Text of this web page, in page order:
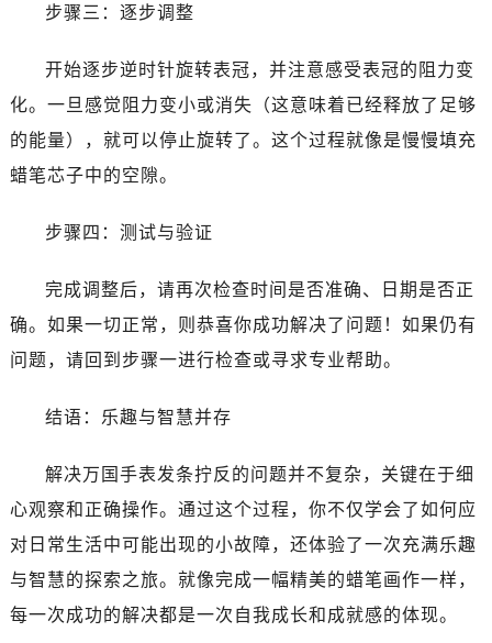
步骤三：逐步调整
开始逐步逆时针旋转表冠，并注意感受表冠的阻力变
化。一旦感觉阻力变小或消失（这意味着已经释放了足够
的能量），就可以停止旋转了。这个过程就像是慢慢填充
蜡笔芯子中的空隙。
步骤四：测试与验证
完成调整后，请再次检查时间是否准确、日期是否正
确。如果一切正常，则恭喜你成功解决了问题！如果仍有
问题，请回到步骤一进行检查或寻求专业帮助。
结语：乐趣与智慧并存
解决万国手表发条拧反的问题并不复杂，关键在于细
心观察和正确操作。通过这个过程，你不仅学会了如何应
对日常生活中可能出现的小故障，还体验了一次充满乐趣
与智慧的探索之旅。就像完成一幅精美的蜡笔画作一样，
每一次成功的解决都是一次自我成长和成就感的体现。